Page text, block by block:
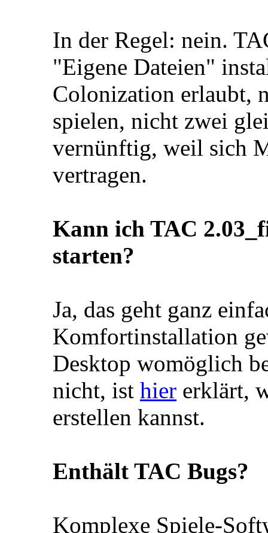
In der Regel: nein.
"Eigene Dateien"
Colonization erlaubt,
spielen, nicht zwei
vernünftig, weil sich
vertragen.
Kann ich TAC
starten?
Ja, das geht ganz
Komfortinstallation
Desktop womöglich
nicht, ist hier erklärt,
erstellen kannst.
Enthält TAC Bugs?
Komplexe Spiele-